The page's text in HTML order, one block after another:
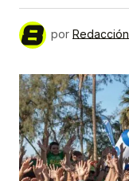
por Redacción